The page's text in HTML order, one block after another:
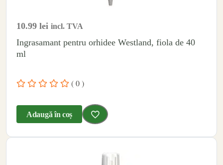
10.99 lei incl. TVA
Ingrasamant pentru orhidee Westland, fiola de 40
ml
( 0 )
Adaugă în coș